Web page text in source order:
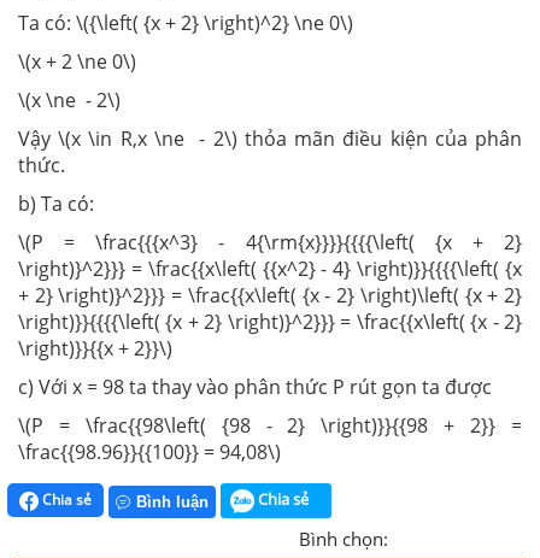
Ta có: \({\left( {x + 2} \right)^2} \ne 0\)
\(x + 2 \ne 0\)
\(x \ne - 2\)
Vậy \(x \in R,x \ne - 2\) thỏa mãn điều kiện của phân
thức.
b) Ta có:
\(P = \frac{{{x^3} - 4{\rm{x}}}}{{{{\left( {x + 2}
\right)}^2}}} = \frac{{x\left( {{x^2} - 4} \right)}}{{{{\left( {x
+ 2} \right)}^2}}} = \frac{{x\left( {x - 2} \right)\left( {x + 2}
\right)}}{{{{\left( {x + 2} \right)}^2}}} = \frac{{x\left( {x - 2}
\right)}}{{x + 2}}\)
c) Với x = 98 ta thay vào phân thức P rút gọn ta được
\(P = \frac{{98\left( {98 - 2} \right)}}{{98 + 2}} =
\frac{{98.96}}{{100}} = 94,08\)
Chia sẻ Bình luận Chia sẻ
Bình chọn: